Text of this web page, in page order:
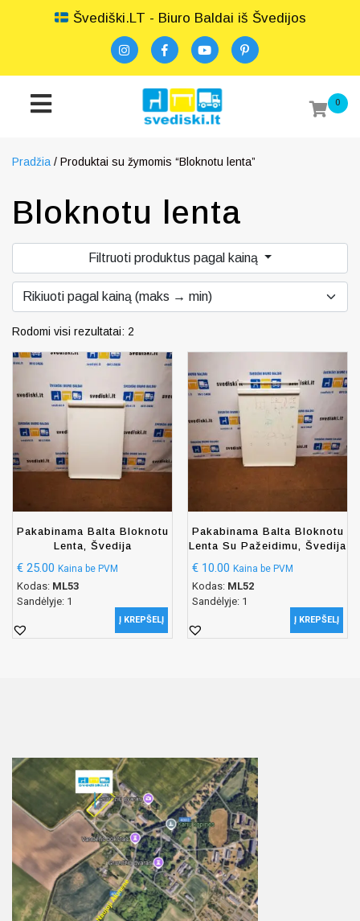
Švediški.LT - Biuro Baldai iš Švedijos
0
Pradžia / Produktai su žymomis “Bloknotu lenta”
Bloknotu lenta
Filtruoti produktus pagal kainą
Rodomi visi rezultatai: 2
Pakabinama Balta Bloknotu
Lenta, Švedija
€ 25.00 Kaina be PVM
Kodas: ML53
Sandėlyje: 1
Į KREPŠELĮ
Pakabinama Balta Bloknotu
Lenta Su Pažeidimu, Švedija
€ 10.00 Kaina be PVM
Kodas: ML52
Sandėlyje: 1
Į KREPŠELĮ